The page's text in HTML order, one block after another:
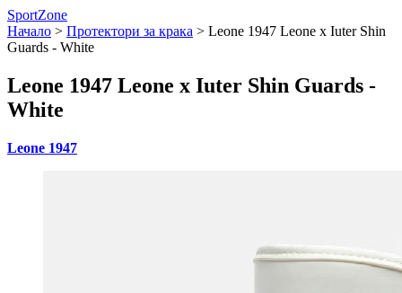
SportZone
Начало > Протектори за крака > Leone 1947 Leone x Iuter Shin
Guards - White
Leone 1947 Leone x Iuter Shin Guards -
White
Leone 1947